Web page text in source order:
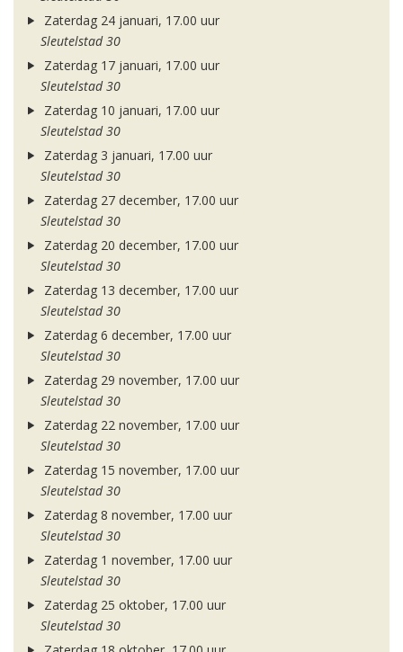
Zaterdag 24 januari, 17.00 uur
Sleutelstad 30
Zaterdag 17 januari, 17.00 uur
Sleutelstad 30
Zaterdag 10 januari, 17.00 uur
Sleutelstad 30
Zaterdag 3 januari, 17.00 uur
Sleutelstad 30
Zaterdag 27 december, 17.00 uur
Sleutelstad 30
Zaterdag 20 december, 17.00 uur
Sleutelstad 30
Zaterdag 13 december, 17.00 uur
Sleutelstad 30
Zaterdag 6 december, 17.00 uur
Sleutelstad 30
Zaterdag 29 november, 17.00 uur
Sleutelstad 30
Zaterdag 22 november, 17.00 uur
Sleutelstad 30
Zaterdag 15 november, 17.00 uur
Sleutelstad 30
Zaterdag 8 november, 17.00 uur
Sleutelstad 30
Zaterdag 1 november, 17.00 uur
Sleutelstad 30
Zaterdag 25 oktober, 17.00 uur
Sleutelstad 30